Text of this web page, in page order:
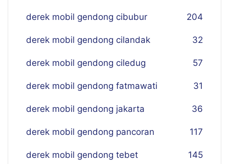
derek mobil gendong cibubur 204
derek mobil gendong cilandak 32
derek mobil gendong ciledug 57
derek mobil gendong fatmawati 31
derek mobil gendong jakarta 36
derek mobil gendong pancoran 117
derek mobil gendong tebet 145